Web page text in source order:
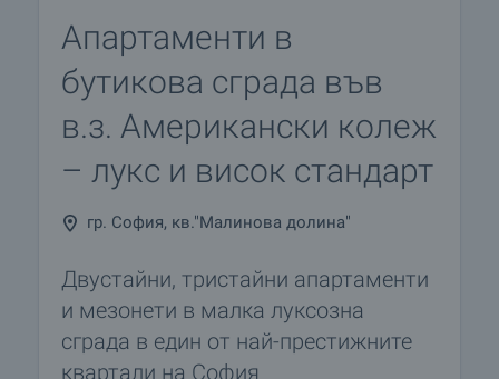
Апартаменти в
бутикова сграда във
в.з. Американски колеж
– лукс и висок стандарт
гр. София, кв."Малинова долина"
Двустайни, тристайни апартаменти
и мезонети в малка луксозна
сграда в един от най-престижните
квартали на София